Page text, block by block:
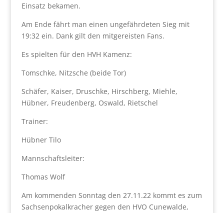
Einsatz bekamen.
Am Ende fährt man einen ungefährdeten Sieg mit
19:32 ein. Dank gilt den mitgereisten Fans.
Es spielten für den HVH Kamenz:
Tomschke, Nitzsche (beide Tor)
Schäfer, Kaiser, Druschke, Hirschberg, Miehle,
Hübner, Freudenberg, Oswald, Rietschel
Trainer:
Hübner Tilo
Mannschaftsleiter:
Thomas Wolf
Am kommenden Sonntag den 27.11.22 kommt es zum
Sachsenpokalkracher gegen den HVO Cunewalde,